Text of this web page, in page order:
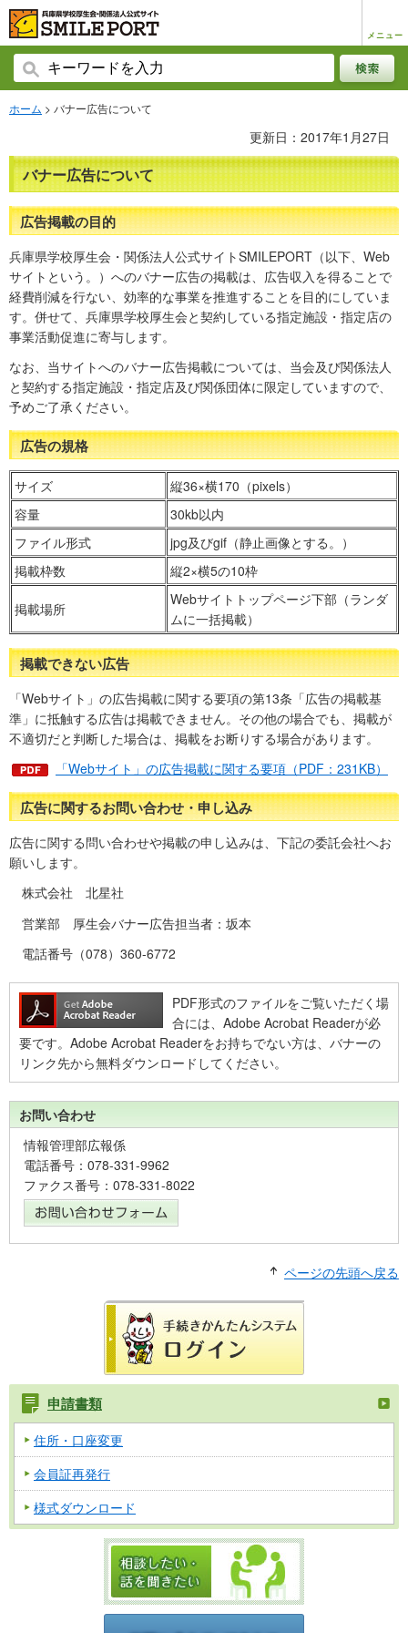
メニュー
ホーム > バナー広告について
申請書類
住所・口座変更
会員証再発行
様式ダウンロード
更新日：2017年1月27日
バナー広告について
広告掲載の目的
兵庫県学校厚生会・関係法人公式サイトSMILEPORT（以下、Web
サイトという。）へのバナー広告の掲載は、広告収入を得ることで
経費削減を行ない、効率的な事業を推進することを目的にしていま
す。併せて、兵庫県学校厚生会と契約している指定施設・指定店の
事業活動促進に寄与します。
なお、当サイトへのバナー広告掲載については、当会及び関係法人
と契約する指定施設・指定店及び関係団体に限定していますので、
予めご了承ください。
広告の規格
サイズ
縦36×横170（pixels）
容量
30kb以内
ファイル形式
jpg及びgif（静止画像とする。）
掲載枠数
縦2×横5の10枠
掲載場所
Webサイトトップページ下部（ランダ
ムに一括掲載）
掲載できない広告
「Webサイト」の広告掲載に関する要項の第13条「広告の掲載基
準」に抵触する広告は掲載できません。その他の場合でも、掲載が
不適切だと判断した場合は、掲載をお断りする場合があります。
「Webサイト」の広告掲載に関する要項（PDF：231KB）
広告に関するお問い合わせ・申し込み
広告に関する問い合わせや掲載の申し込みは、下記の委託会社へお
願いします。
株式会社 北星社
営業部 厚生会バナー広告担当者：坂本
電話番号（078）360-6772
PDF形式のファイルをご覧いただく場
合には、Adobe Acrobat Readerが必
要です。Adobe Acrobat Readerをお持ちでない方は、バナーの
リンク先から無料ダウンロードしてください。
お問い合わせ
情報管理部広報係
電話番号：078-331-9962
ファクス番号：078-331-8022
ページの先頭へ戻る